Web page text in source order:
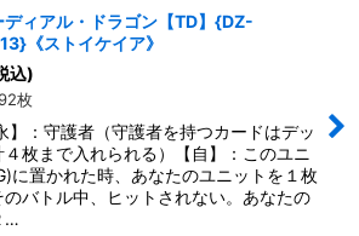
ディアル・ドラゴン【TD】{DZ-
《ストイケイア》
込)
枚
守護者（守護者を持つカードはデッ
４枚まで入れられる）【自】：このユニ
に置かれた時、あなたのユニットを１枚
のバトル中、ヒットされない。あなたの
…